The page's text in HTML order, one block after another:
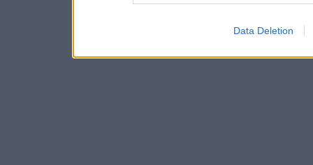
Data Deletion